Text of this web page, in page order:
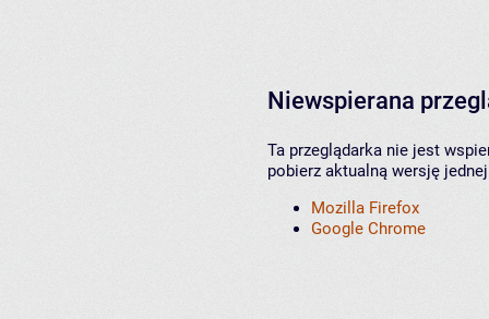
Niewspierana
Ta przeglądarka nie jest
pobierz aktualną wersję
Mozilla Firefox
Google Chrome